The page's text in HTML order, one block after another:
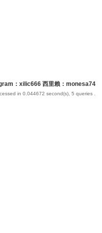
：xilic666 西里賴：monesa74
in 0.044672 second(s), 5 queries .